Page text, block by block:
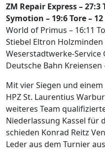
ZM Repair Express – 27:3
Symotion – 19:6 Tore –
World of Primus – 16:11
Stiebel Eltron Holzminden
Weserstadtwerke-Service
Deutsche Bahn Kreiensen
Mit vier Siegen und
HPZ St. Laurentius
weiteres Team
Niederlassung Kassel für
schieden Konrad Reitz
Leder aus dem Turnier